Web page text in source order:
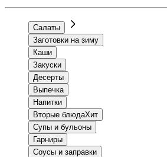
Салаты
Заготовки на зиму
Каши
Закуски
Десерты
Выпечка
Напитки
Вторые блюдаХит
Супы и бульоны
Гарниры
Соусы и заправки